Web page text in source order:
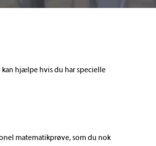
kan hjælpe hvis du har specielle
matematikprøve, som du nok